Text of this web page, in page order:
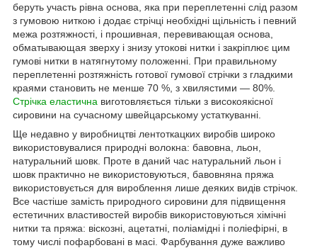
беруть участь рівна основа, яка при переплетенні слід разом
з гумовою ниткою і додає стрічці необхідні щільність і певний
межа розтяжності, і прошивная, перевивающая основа,
обматывающая зверху і знизу утокові нитки і закріплює цим
гумові нитки в натягнутому положенні. При правильному
переплетенні розтяжність готової гумової стрічки з гладкими
краями становить не менше 70 %, з хвилястими — 80%.
Стрічка еластична виготовляється тільки з високоякісної
сировини на сучасному швейцарському устаткуванні.
Ще недавно у виробництві лентоткацких виробів широко
використовувалися природні волокна: бавовна, льон,
натуральний шовк. Проте в даний час натуральний льон і
шовк практично не використовуються, бавовняна пряжа
використовується для вироблення лише деяких видів стрічок.
Все частіше замість природного сировини для підвищення
естетичних властивостей виробів використовуються хімічні
нитки та пряжа: віскозні, ацетатні, поліамідні і поліефірні, в
тому числі пофарбовані в масі. Фарбування дуже важливо